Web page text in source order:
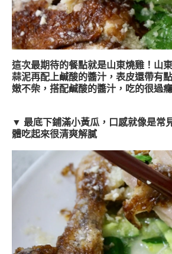
這次最期待的餐點就是山東燒雞！山
蒜泥再配上鹹酸的醬汁，表皮還帶有
嫩不柴，搭配鹹酸的醬汁，吃的很過
▼ 最底下鋪滿小黃瓜，口感就像是常
體吃起來很清爽解膩